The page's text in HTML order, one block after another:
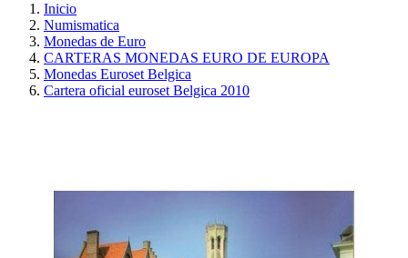
Inicio
Numismatica
Monedas de Euro
CARTERAS MONEDAS EURO DE EUROPA
Monedas Euroset Belgica
Cartera oficial euroset Belgica 2010